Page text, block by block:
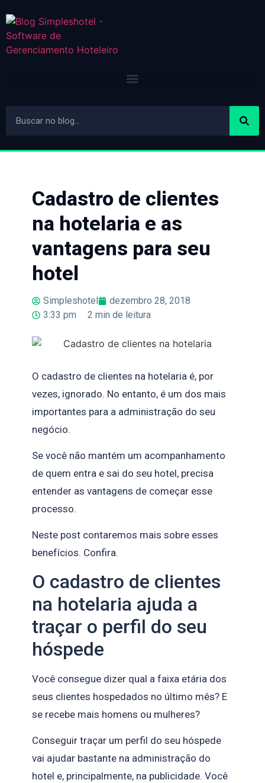
Cadastro de clientes
na hotelaria e as
vantagens para seu
hotel
Simpleshotel
dezembro 28, 2018
3:33 pm
2 min de leitura
O cadastro de clientes na hotelaria é, por
vezes, ignorado. No entanto, é um dos mais
importantes para a administração do seu
negócio.
Se você não mantém um acompanhamento
de quem entra e sai do seu hotel, precisa
entender as vantagens de começar esse
processo.
Neste post contaremos mais sobre esses
benefícios. Confira.
O cadastro de clientes
na hotelaria ajuda a
traçar o perfil do seu
hóspede
Você consegue dizer qual a faixa etária dos
seus clientes hospedados no último mês? E
se recebe mais homens ou mulheres?
Conseguir traçar um perfil do seu hóspede
vai ajudar bastante na administração do
hotel e, principalmente, na publicidade. Você